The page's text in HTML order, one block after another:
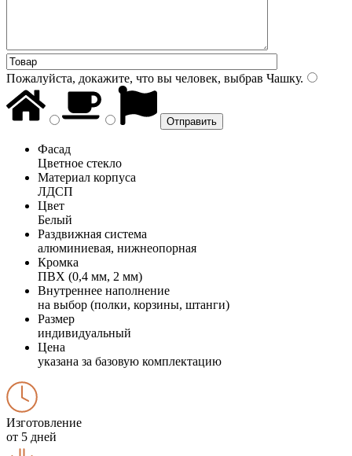
Пожалуйста, докажите, что вы человек, выбрав Чашку.
Фасад
Цветное стекло
Материал корпуса
ЛДСП
Цвет
Белый
Раздвижная система
алюминиевая, нижнеопорная
Кромка
ПВХ (0,4 мм, 2 мм)
Внутреннее наполнение
на выбор (полки, корзины, штанги)
Размер
индивидуальный
Цена
указана за базовую комплектацию
Изготовление
от 5 дней